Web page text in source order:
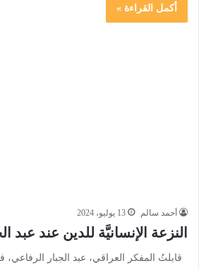
أكمل القراءة »
أحمد سالم 13 يوليو، 2024
النزعة الإنسانيَّة للدين عند عبد